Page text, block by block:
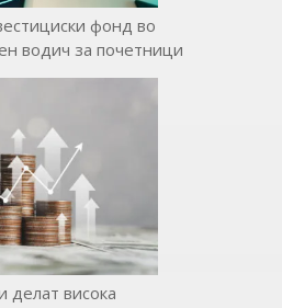
фонд во
водич за почетници
делат висока